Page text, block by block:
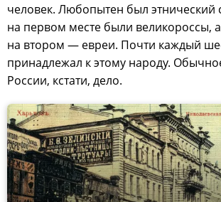
человек. Любопытен был этнический
на первом месте были великороссы,
на втором — евреи. Почти каждый
принадлежал к этому народу.
России, кстати, дело.